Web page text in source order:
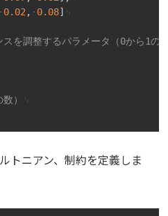
0.02, 0.08]
スを調整するパラメータ（0から1の
）
トニアン、制約を定義しま